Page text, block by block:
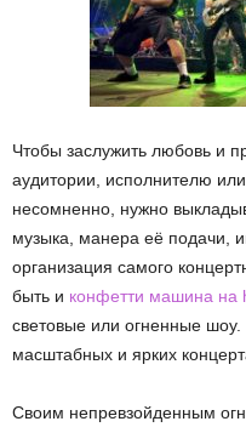
Чтобы заслужить любовь и
аудитории, исполнителю
несомненно, нужно
музыка, манера её подачи,
организация самого
быть и конфетти машина на
световые или огненные
масштабных и ярких
Своим непревзойденным